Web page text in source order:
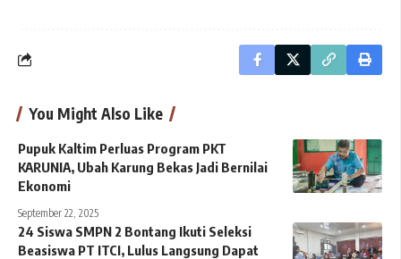
You Might Also Like
Pupuk Kaltim Perluas Program PKT
KARUNIA, Ubah Karung Bekas Jadi Bernilai
Ekonomi
September 22, 2025
24 Siswa SMPN 2 Bontang Ikuti Seleksi
Beasiswa PT ITCI, Lulus Langsung Dapat